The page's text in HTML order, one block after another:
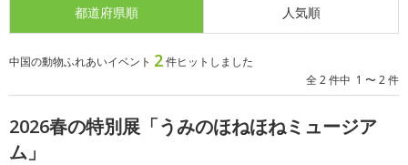
都道府県順 人気順
中国の動物ふれあいイベント 2件ヒットしました
全 2 件中 1 〜 2 件
2026春の特別展「うみのほねほねミュージア
ム」